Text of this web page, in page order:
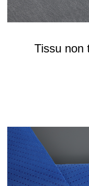
Tissu non